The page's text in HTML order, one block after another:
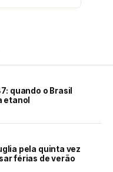
quando o Brasil
etanol
pela quinta vez
férias de verão